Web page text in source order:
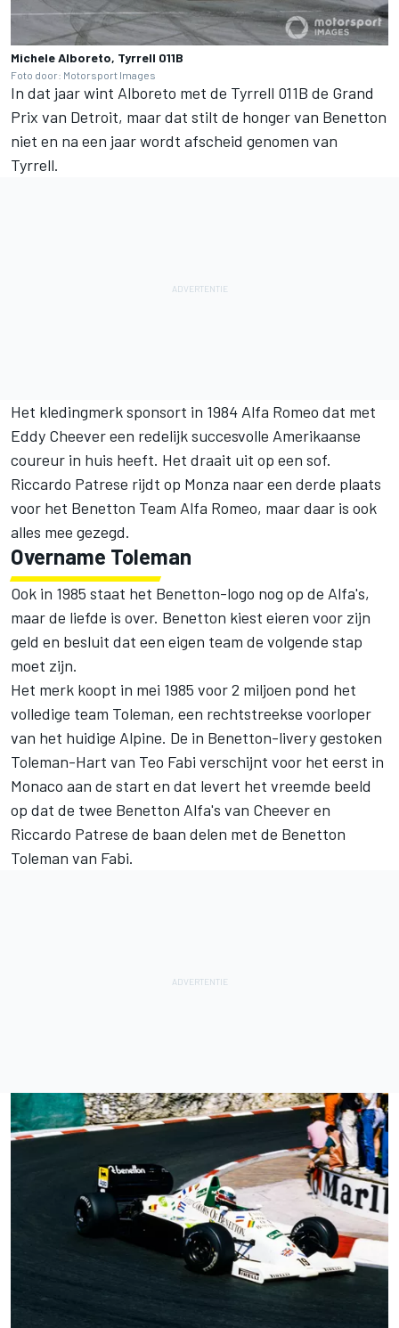
Michele Alboreto, Tyrrell 011B
Foto door: Motorsport Images
In dat jaar wint Alboreto met de Tyrrell 011B de Grand
Prix van Detroit, maar dat stilt de honger van Benetton
niet en na een jaar wordt afscheid genomen van
Tyrrell.
Het kledingmerk sponsort in 1984 Alfa Romeo dat met
Eddy Cheever een redelijk succesvolle Amerikaanse
coureur in huis heeft. Het draait uit op een sof.
Riccardo Patrese rijdt op Monza naar een derde plaats
voor het Benetton Team Alfa Romeo, maar daar is ook
alles mee gezegd.
Overname Toleman
Ook in 1985 staat het Benetton-logo nog op de Alfa's,
maar de liefde is over. Benetton kiest eieren voor zijn
geld en besluit dat een eigen team de volgende stap
moet zijn.
Het merk koopt in mei 1985 voor 2 miljoen pond het
volledige team Toleman, een rechtstreekse voorloper
van het huidige Alpine. De in Benetton-livery gestoken
Toleman-Hart van Teo Fabi verschijnt voor het eerst in
Monaco aan de start en dat levert het vreemde beeld
op dat de twee Benetton Alfa's van Cheever en
Riccardo Patrese de baan delen met de Benetton
Toleman van Fabi.